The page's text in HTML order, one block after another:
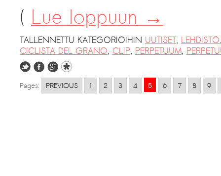
( Lue loppuun→
TALLENNETTU KATEGORIOIHIN UUTISET, LEHDISTÖ
CICLISTA DEL GRANO, CLIP, PERPETUUM,
Pages: PREVIOUS 1 2 3 4 5 6 7 8 9